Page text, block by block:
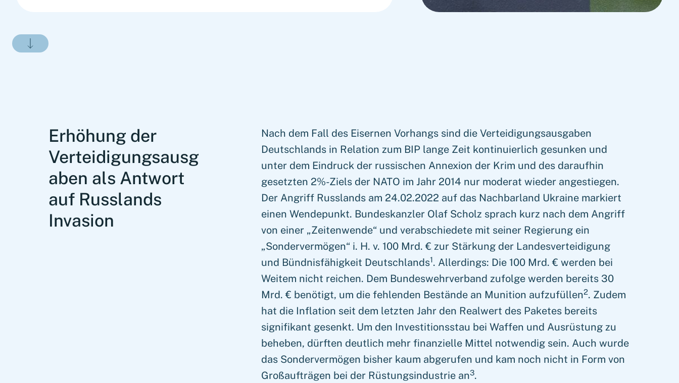
Erhöhung der
Verteidigungsausg
aben als Antwort
auf Russlands
Invasion
Nach dem Fall des Eisernen Vorhangs sind die Verteidigungsausgaben
Deutschlands in Relation zum BIP lange Zeit kontinuierlich gesunken und
unter dem Eindruck der russischen Annexion der Krim und des daraufhin
gesetzten 2%-Ziels der NATO im Jahr 2014 nur moderat wieder angestiegen.
Der Angriff Russlands am 24.02.2022 auf das Nachbarland Ukraine markiert
einen Wendepunkt. Bundeskanzler Olaf Scholz sprach kurz nach dem Angriff
von einer „Zeitenwende“ und verabschiedete mit seiner Regierung ein
„Sondervermögen“ i. H. v. 100 Mrd. € zur Stärkung der Landesverteidigung
und Bündnisfähigkeit Deutschlands1. Allerdings: Die 100 Mrd. € werden bei
Weitem nicht reichen. Dem Bundeswehrverband zufolge werden bereits 30
Mrd. € benötigt, um die fehlenden Bestände an Munition aufzufüllen2. Zudem
hat die Inflation seit dem letzten Jahr den Realwert des Paketes bereits
signifikant gesenkt. Um den Investitionsstau bei Waffen und Ausrüstung zu
beheben, dürften deutlich mehr finanzielle Mittel notwendig sein. Auch wurde
das Sondervermögen bisher kaum abgerufen und kam noch nicht in Form von
Großaufträgen bei der Rüstungsindustrie an3.